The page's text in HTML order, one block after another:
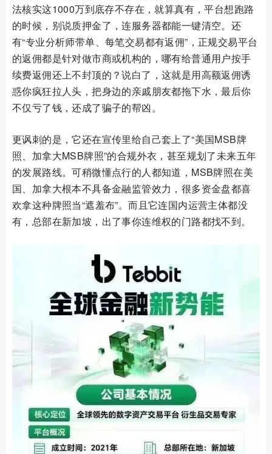
法核实这1000万到底存不存在，就算真有，平台想跑路
的时候，别说质押金了，连服务器都能一键清空。还
有“专业分析师带单、每笔交易都有返佣”，正规交易平台
的返佣都是针对做市商或机构的，哪有给普通用户按手
续费返佣还上不封顶的？说白了，这就是用高额返佣诱
惑你疯狂拉人头，把身边的亲戚朋友都拖下水，最后你
不仅亏了钱，还成了骗子的帮凶。
更讽刺的是，它还在宣传里给自己套上了“美国MSB牌
照、加拿大MSB牌照”的合规外衣，甚至规划了未来五年
的发展路线。可稍微懂点行的人都知道，MSB牌照在美
国、加拿大根本不具备金融监管效力，很多资金盘都喜
欢拿这种牌照当“遮羞布”。而且它连国内运营主体都没
有，总部在新加坡，出了事你连维权的门路都找不到。